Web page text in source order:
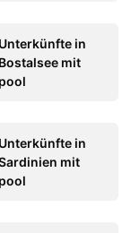
Unterkünfte in
Bostalsee mit
pool
Unterkünfte in
mit
pool